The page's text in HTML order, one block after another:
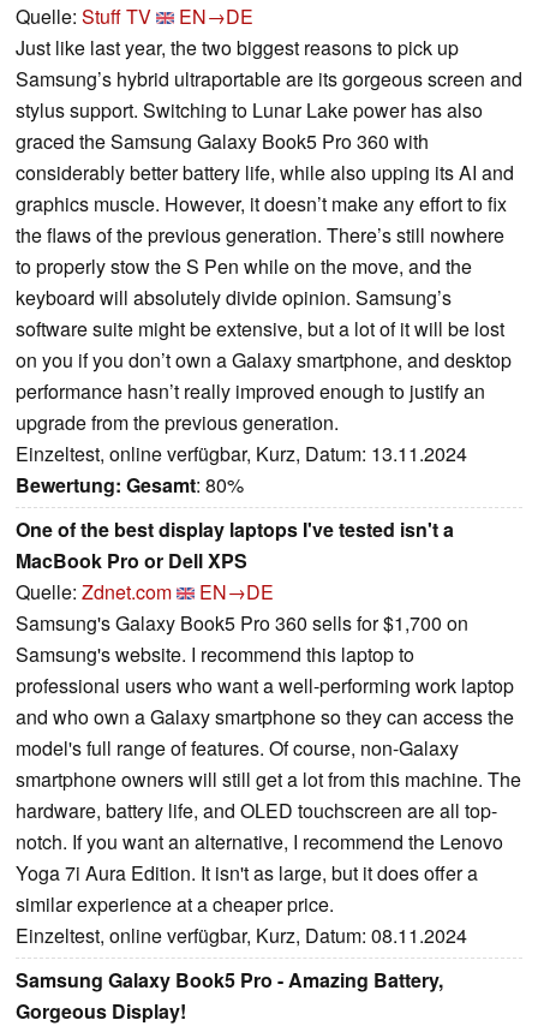
Quelle: Stuff TV
EN→DE
Just like last year, the two biggest reasons to pick up
Samsung’s hybrid ultraportable are its gorgeous screen and
stylus support. Switching to Lunar Lake power has also
graced the Samsung Galaxy Book5 Pro 360 with
considerably better battery life, while also upping its AI and
graphics muscle. However, it doesn’t make any effort to fix
the flaws of the previous generation. There’s still nowhere
to properly stow the S Pen while on the move, and the
keyboard will absolutely divide opinion. Samsung’s
software suite might be extensive, but a lot of it will be lost
on you if you don’t own a Galaxy smartphone, and desktop
performance hasn’t really improved enough to justify an
upgrade from the previous generation.
Einzeltest, online verfügbar, Kurz, Datum: 13.11.2024
Bewertung: Gesamt: 80%
One of the best display laptops I've tested isn't a
MacBook Pro or Dell XPS
Quelle: Zdnet.com
EN→DE
Samsung's Galaxy Book5 Pro 360 sells for $1,700 on
Samsung's website. I recommend this laptop to
professional users who want a well-performing work laptop
and who own a Galaxy smartphone so they can access the
model's full range of features. Of course, non-Galaxy
smartphone owners will still get a lot from this machine. The
hardware, battery life, and OLED touchscreen are all top-
notch. If you want an alternative, I recommend the Lenovo
Yoga 7i Aura Edition. It isn't as large, but it does offer a
similar experience at a cheaper price.
Einzeltest, online verfügbar, Kurz, Datum: 08.11.2024
Samsung Galaxy Book5 Pro - Amazing Battery,
Gorgeous Display!